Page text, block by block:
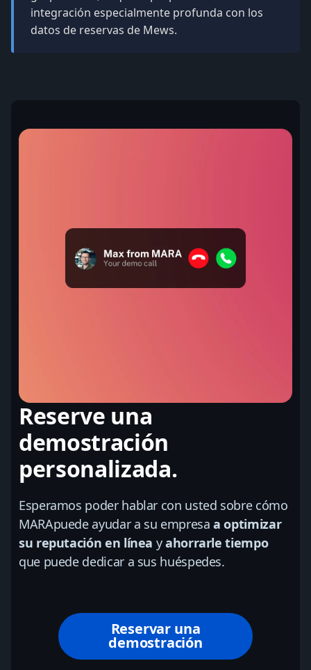
integración especialmente profunda con los
datos de reservas de Mews.
Reserve una
demostración
personalizada.
Esperamos poder hablar con usted sobre cómo
MARApuede ayudar a su empresaa optimizar
su reputación en línea yahorrarle tiempo
que puede dedicar a sus huéspedes.
Reservar una
demostración